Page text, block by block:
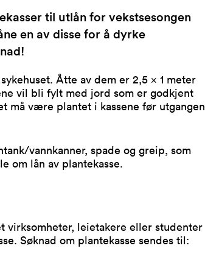
til utlån for vekstsesongen
en av disse for å dyrke
Åtte av dem er 2,5 x 1 meter
vil bli fylt med jord som er godkjent
må være plantet i kassene før utgangen
vannkanner, spade og greip, som
om lån av plantekasse.
virksomheter, leietakere eller studenter
Søknad om plantekasse sendes til: